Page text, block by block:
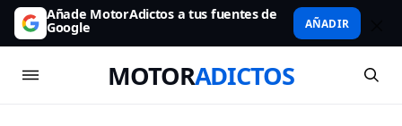
Añade MotorAdictos a tus fuentes de
Google AÑADIR
MOTORADICTOS